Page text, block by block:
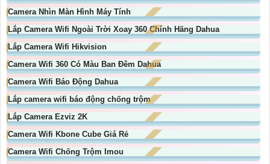
Camera Nhìn Màn Hình Máy Tính
Lắp Camera Wifi Ngoài Trời Xoay 360 Chính Hãng Dahua
Lắp Camera Wifi Hikvision
Camera Wifi 360 Có Màu Ban Đêm Dahua
Camera Wifi Báo Động Dahua
Lắp camera wifi báo động chống trộm
Lắp Camera Ezviz 2K
Camera Wifi Kbone Cube Giá Rẻ
Camera Wifi Chống Trộm Imou